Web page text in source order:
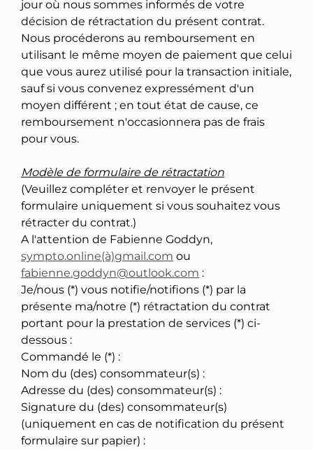
jour où nous sommes informés de votre
décision de rétractation du présent contrat.
Nous procéderons au remboursement en
utilisant le même moyen de paiement que celui
que vous aurez utilisé pour la transaction initiale,
sauf si vous convenez expressément d'un
moyen différent ; en tout état de cause, ce
remboursement n'occasionnera pas de frais
pour vous.
Modèle de formulaire de rétractation
(Veuillez compléter et renvoyer le présent
formulaire uniquement si vous souhaitez vous
rétracter du contrat.)
A l'attention de Fabienne Goddyn,
sympto.online(à)gmail.com ou
fabienne.goddyn@outlook.com :
Je/nous (*) vous notifie/notifions (*) par la
présente ma/notre (*) rétractation du contrat
portant pour la prestation de services (*) ci-
dessous :
Commandé le (*) :
Nom du (des) consommateur(s) :
Adresse du (des) consommateur(s) :
Signature du (des) consommateur(s)
(uniquement en cas de notification du présent
formulaire sur papier) :